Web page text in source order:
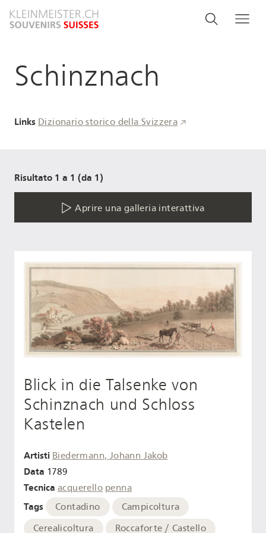
Search
Cerca
Schinznach
Links Dizionario storico della Svizzera
Risultato 1 a 1 (da 1)
Aprire una galleria interattiva
Blick in die Talsenke von
Schinznach und Schloss
Kastelen
Artisti Biedermann, Johann Jakob
Data 1789
Tecnica acquerello penna
Tags Contadino
Campicoltura
Cerealicoltura
Roccaforte / Castello